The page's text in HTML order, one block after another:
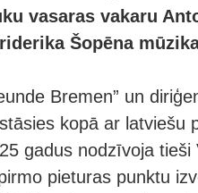
vasaras vakaru
Šopēna
Bremen” un
kopā ar latviešu
gadus nodzīvoja tieši
pieturas punktu